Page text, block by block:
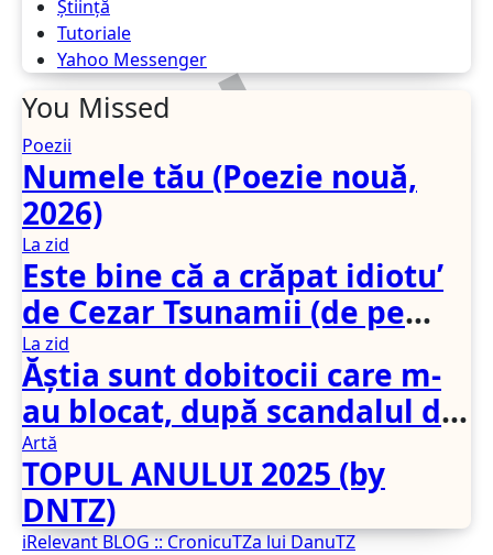
Ştiinţă
Tutoriale
Yahoo Messenger
You Missed
Poezii
Numele tău (Poezie nouă,
2026)
La zid
Este bine că a crăpat idiotu’
de Cezar Tsunamii (de pe
SoftPedia)
La zid
Ăștia sunt dobitocii care m-
au blocat, după scandalul din
presă
Artă
TOPUL ANULUI 2025 (by
DNTZ)
iRelevant BLOG :: CronicuTZa lui DanuTZ